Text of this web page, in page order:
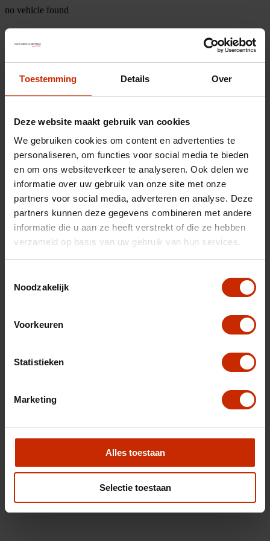
Toestemming Details Over
Deze website maakt gebruik van cookies
We gebruiken cookies om content en advertenties te
personaliseren, om functies voor social media te bieden
en om ons websiteverkeer te analyseren. Ook delen we
informatie over uw gebruik van onze site met onze
partners voor social media, adverteren en analyse. Deze
partners kunnen deze gegevens combineren met andere
informatie die u aan ze heeft verstrekt of die ze hebben
verzameld op basis van uw gebruik van hun services.
Noodzakelijk
Voorkeuren
Statistieken
Marketing
Alles toestaan
Selectie toestaan
no vehicle found